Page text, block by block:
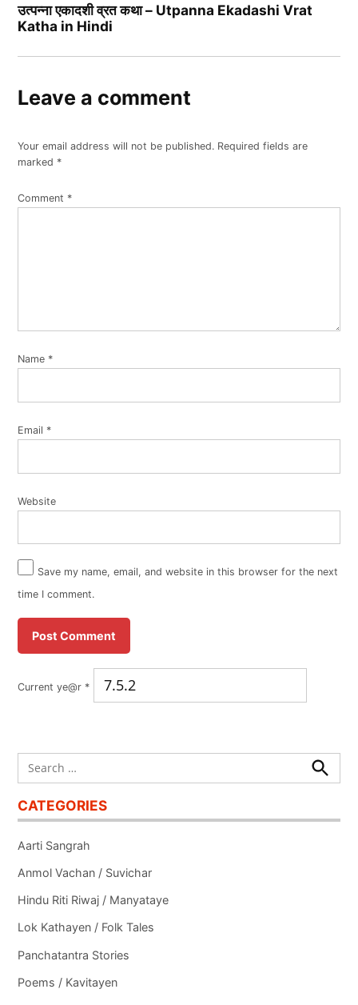
उत्पन्ना एकादशी व्रत कथा – Utpanna Ekadashi Vrat
Katha in Hindi
Leave a comment
Your email address will not be published. Required fields are
marked *
Comment *
Name *
Email *
Website
Save my name, email, and website in this browser for the next
time I comment.
Current ye@r *
Search
for:
Search
CATEGORIES
Aarti Sangrah
Anmol Vachan / Suvichar
Hindu Riti Riwaj / Manyataye
Lok Kathayen / Folk Tales
Panchatantra Stories
Poems / Kavitayen